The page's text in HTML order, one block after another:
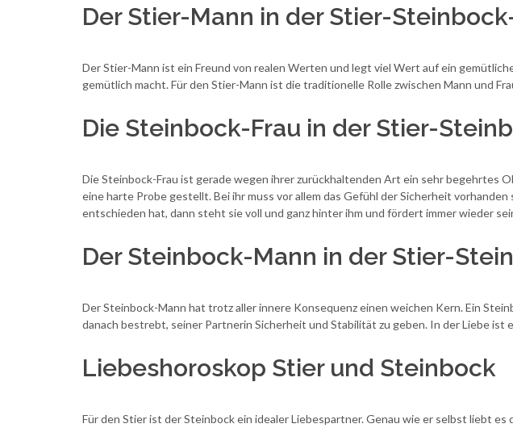
Der Stier-Mann in der Stier-
Der Stier-Mann ist ein Freund von realen Werten und legt viel Wert auf ein
gemütlich macht. Für den Stier-Mann ist die traditionelle Rolle zwischen Mann und
Die Steinbock-Frau in der Stier-
Die Steinbock-Frau ist gerade wegen ihrer zurückhaltenden Art ein sehr begehrtes
eine harte Probe gestellt. Bei ihr muss vor allem das Gefühl der Sicherheit
entschieden hat, dann steht sie voll und ganz hinter ihm und fördert immer wieder
Der Steinbock-Mann in der Stier-
Der Steinbock-Mann hat trotz aller innere Konsequenz einen weichen Kern. Ein
danach bestrebt, seiner Partnerin Sicherheit und Stabilität zu geben. In der Liebe
Liebeshoroskop Stier und Steinbock
Für den Stier ist der Steinbock ein idealer Liebespartner. Genau wie er selbst liebt